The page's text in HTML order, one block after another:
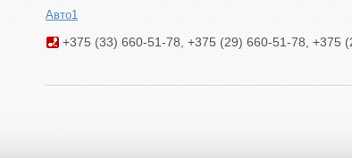
Авто1
+375 (33) 660-51-78, +375 (29) 660-51-78, +375